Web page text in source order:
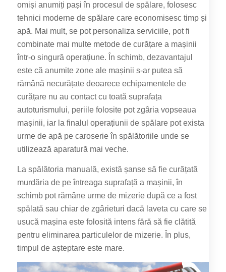
omiși anumiți pași în procesul de spălare, folosesc
tehnici moderne de spălare care economisesc timp și
apă. Mai mult, se pot personaliza serviciile, pot fi
combinate mai multe metode de curățare a mașinii
într-o singură operațiune. În schimb, dezavantajul
este că anumite zone ale mașinii s-ar putea să
rămână necurățate deoarece echipamentele de
curățare nu au contact cu toată suprafața
autoturismului, periile folosite pot zgâria vopseaua
mașinii, iar la finalul operațiunii de spălare pot exista
urme de apă pe caroserie în spălătoriile unde se
utilizează aparatură mai veche.
La spălătoria manuală, există șanse să fie curățată
murdăria de pe întreaga suprafață a mașinii, în
schimb pot rămâne urme de mizerie după ce a fost
spălată sau chiar de zgârieturi dacă laveta cu care se
usucă mașina este folosită intens fără să fie clătită
pentru eliminarea particulelor de mizerie. În plus,
timpul de așteptare este mare.